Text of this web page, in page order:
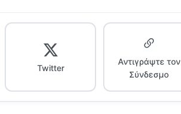
Twitter
Αντιγράψτε τον
Σύνδεσμο